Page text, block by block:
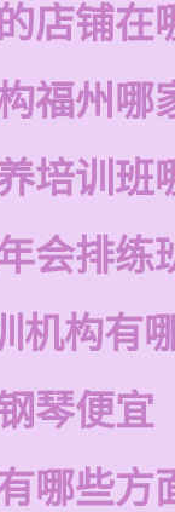
店铺在
福州哪
培训班
会排练
机构有
琴便宜
哪些方